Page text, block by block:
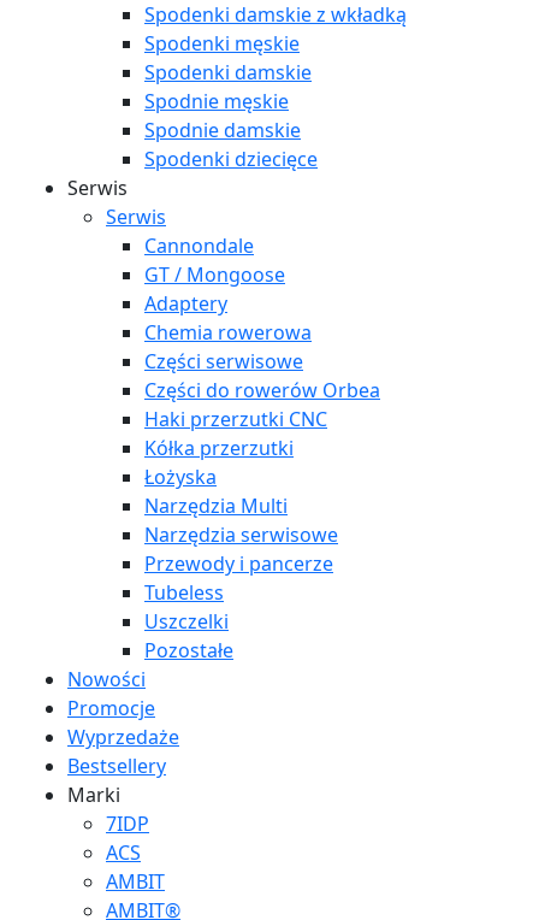
Spodenki damskie z wkładką
Spodenki męskie
Spodenki damskie
Spodnie męskie
Spodnie damskie
Spodenki dziecięce
Serwis
Serwis
Cannondale
GT / Mongoose
Adaptery
Chemia rowerowa
Części serwisowe
Części do rowerów Orbea
Haki przerzutki CNC
Kółka przerzutki
Łożyska
Narzędzia Multi
Narzędzia serwisowe
Przewody i pancerze
Tubeless
Uszczelki
Pozostałe
Nowości
Promocje
Wyprzedaże
Bestsellery
Marki
7IDP
ACS
AMBIT
AMBIT®